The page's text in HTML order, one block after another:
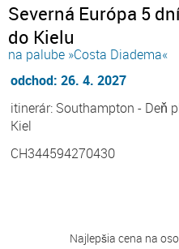
Severná Európa 5
do Kielu
na palube »Costa Diadema«
odchod: 26. 4. 2027
itinerár: Southampton - Deň
Kiel
CH344594270430
Najlepšia cena na